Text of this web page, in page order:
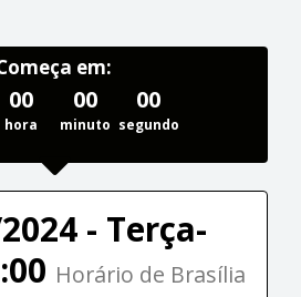
em:
00
hora
00
minuto
00
segundo
- Terça-
Horário de Brasília